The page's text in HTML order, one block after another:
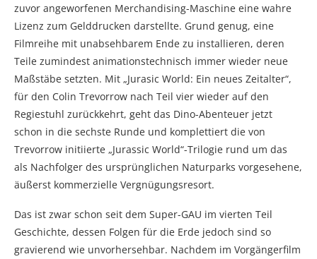
zuvor angeworfenen Merchandising-Maschine eine wahre
Lizenz zum Gelddrucken darstellte. Grund genug, eine
Filmreihe mit unabsehbarem Ende zu installieren, deren
Teile zumindest animationstechnisch immer wieder neue
Maßstäbe setzten. Mit „Jurasic World: Ein neues Zeitalter“,
für den Colin Trevorrow nach Teil vier wieder auf den
Regiestuhl zurückkehrt, geht das Dino-Abenteuer jetzt
schon in die sechste Runde und komplettiert die von
Trevorrow initiierte „Jurassic World“-Trilogie rund um das
als Nachfolger des ursprünglichen Naturparks vorgesehene,
äußerst kommerzielle Vergnügungsresort.
Das ist zwar schon seit dem Super-GAU im vierten Teil
Geschichte, dessen Folgen für die Erde jedoch sind so
gravierend wie unvorhersehbar. Nachdem im Vorgängerfilm